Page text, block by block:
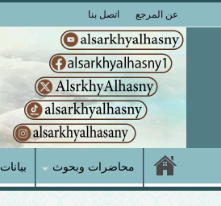
عن المرجع اتصل بنا
محاضرات وبحوث بيانات